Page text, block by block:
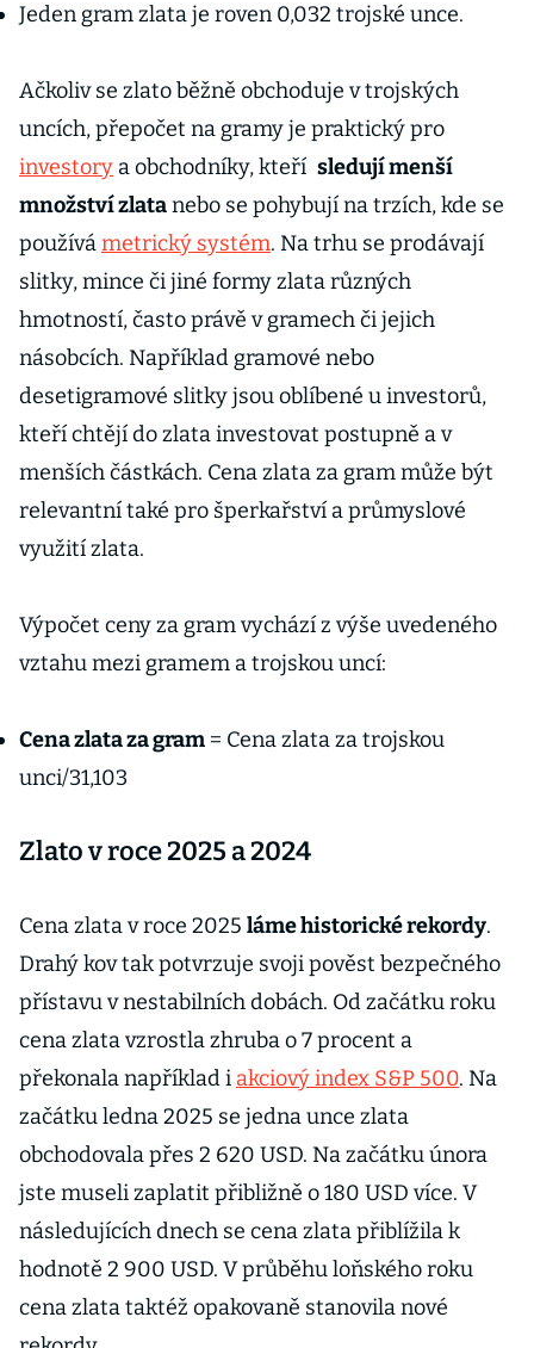
Jeden gram zlata je roven 0,032 trojské unce.
Ačkoliv se zlato běžně obchoduje v trojských
uncích, přepočet na gramy je praktický pro
investory a obchodníky, kteří sledují menší
množství zlatanebo se pohybují na trzích, kde se
používámetrický systém. Na trhu se prodávají
slitky, mince či jiné formy zlata různých
hmotností, často právě v gramech či jejich
násobcích. Například gramové nebo
desetigramové slitky jsou oblíbené u investorů,
kteří chtějí do zlata investovat postupně a v
menších částkách. Cena zlata za gram může být
relevantní také pro šperkařství a průmyslové
využití zlata.
Výpočet ceny za gram vychází z výše uvedeného
vztahu mezi gramem a trojskou uncí:
Cena zlata za gram = Cena zlata za trojskou
unci/31,103
Zlato v roce 2025 a 2024
Cena zlata v roce 2025 láme historické rekordy.
Drahý kov tak potvrzuje svoji pověst bezpečného
přístavu v nestabilních dobách. Od začátku roku
cena zlata vzrostla zhruba o 7 procent a
překonala například i akciový index S&P 500. Na
začátku ledna 2025 se jedna unce zlata
obchodovala přes 2 620 USD. Na začátku února
jste museli zaplatit přibližně o 180 USD více. V
následujících dnech se cena zlata přiblížila k
hodnotě 2 900 USD. V průběhu loňského roku
cena zlata taktéž opakovaně stanovila nové